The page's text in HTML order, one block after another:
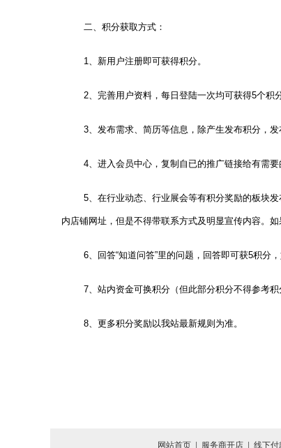
二、积分获取方式：
1、新用户注册即可获得积分。
2、完善用户资料，每日登陆一次均可获得5个积分
3、发布需求、简历等信息，除产生发布积分，
4、进入会员中心，复制自已的推广链接给有需
5、在行业动态、行业展会等有积分奖励的板块
内店铺网址，但是不得带联系方式及明显宣传内容。
6、回答“知道问答”里的问题，回答即可获5积分
7、站内资金可换积分（但此部分积分不得参考积
8、更多积分奖励以我站最新规则为准。
网站首页 服务商开店 线下付